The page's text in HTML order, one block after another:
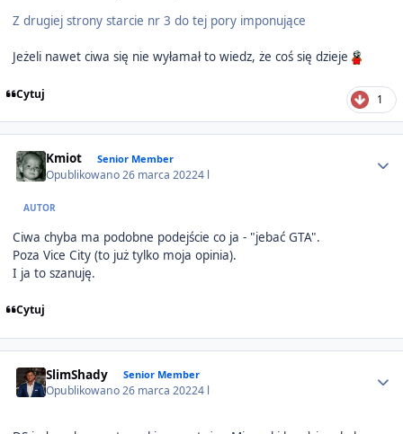
Z drugiej strony starcie nr 3 do tej pory imponujące
Jeżeli nawet ciwa się nie wyłamał to wiedz, że coś się dzieje
Cytuj 1
Kmiot Senior Member
Opublikowano26 marca 20224 l
AUTOR
Ciwa chyba ma podobne podejście co ja - "jebać GTA".
Poza Vice City (to już tylko moja opinia).
I ja to szanuję.
Cytuj
SlimShady Senior Member
Opublikowano26 marca 20224 l